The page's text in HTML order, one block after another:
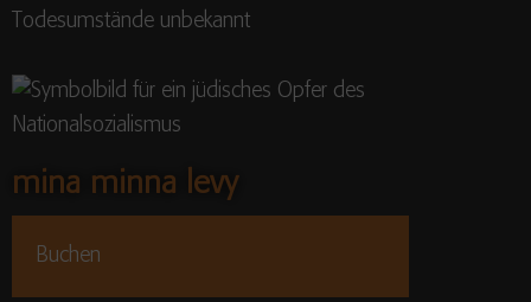
Todesumstände unbekannt
mina minna levy
Buchen